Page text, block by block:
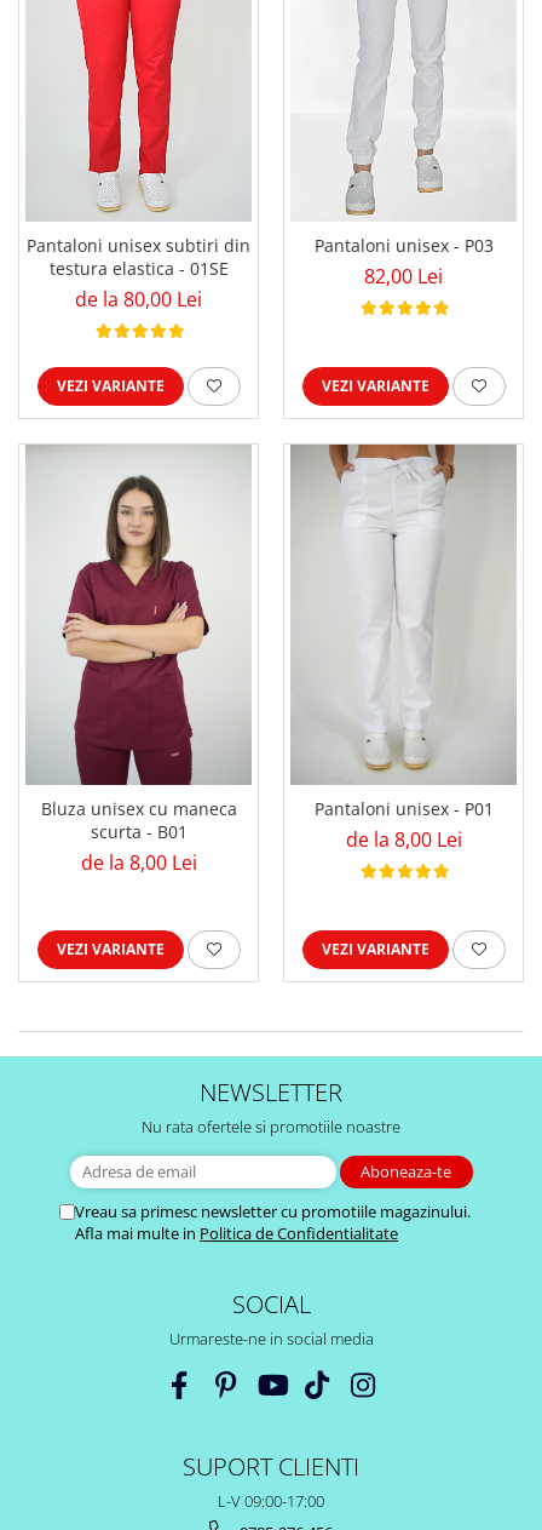
Pantaloni unisex subtiri din
testura elastica - 01SE
de la 80,00 Lei
VEZI VARIANTE
Pantaloni unisex - P03
82,00 Lei
VEZI VARIANTE
Bluza unisex cu maneca
scurta - B01
de la 8,00 Lei
VEZI VARIANTE
Pantaloni unisex - P01
de la 8,00 Lei
VEZI VARIANTE
NEWSLETTER
Nu rata ofertele si promotiile noastre
Vreau sa primesc newsletter cu promotiile magazinului.
Afla mai multe in Politica de Confidentialitate
SOCIAL
Urmareste-ne in social media
SUPORT CLIENTI
L-V 09:00-17:00